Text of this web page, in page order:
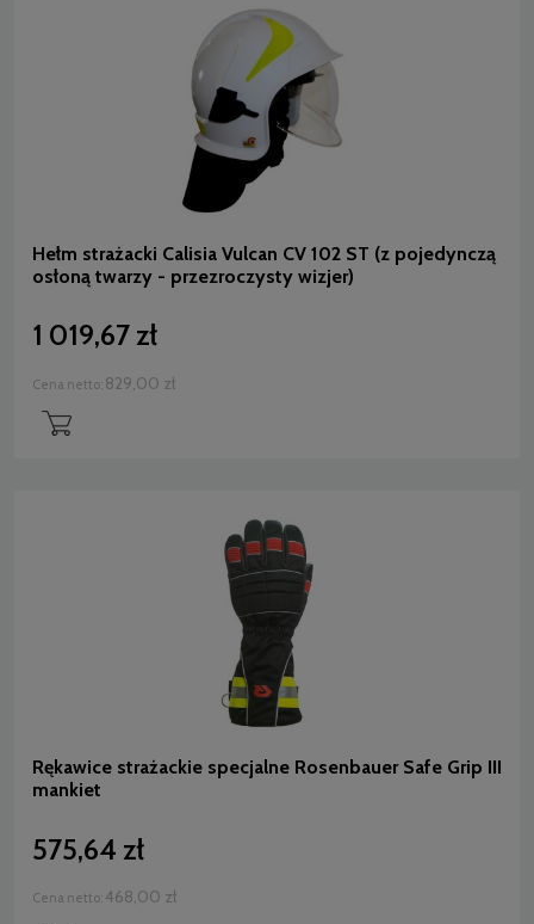
Hełm strażacki Calisia Vulcan CV 102 ST (z pojedynczą
osłoną twarzy - przezroczysty wizjer)
1 019,67 zł
Cena netto: 829,00 zł
Rękawice strażackie specjalne Rosenbauer Safe Grip III
mankiet
575,64 zł
Cena netto: 468,00 zł